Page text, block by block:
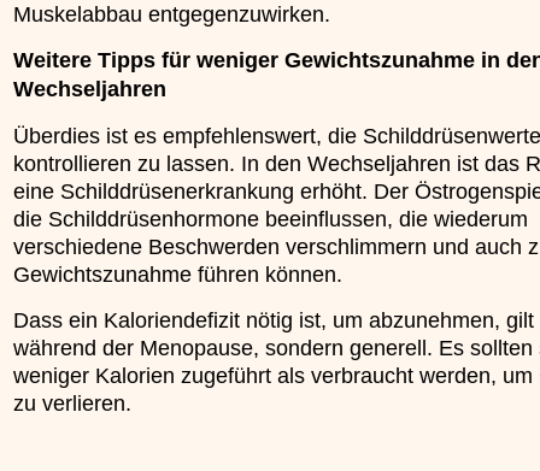
Muskelabbau entgegenzuwirken.
Weitere Tipps für weniger Gewichtszunahme in
Wechseljahren
Überdies ist es empfehlenswert, die Schilddrüsenwerte
kontrollieren zu lassen. In den Wechseljahren ist das
eine Schilddrüsenerkrankung erhöht. Der
die Schilddrüsenhormone beeinflussen, die wiederum
verschiedene Beschwerden verschlimmern und auch
Gewichtszunahme führen können.
Dass ein Kaloriendefizit nötig ist, um abzunehmen,
während der Menopause, sondern generell. Es sollten
weniger Kalorien zugeführt als verbraucht werden, um
zu verlieren.